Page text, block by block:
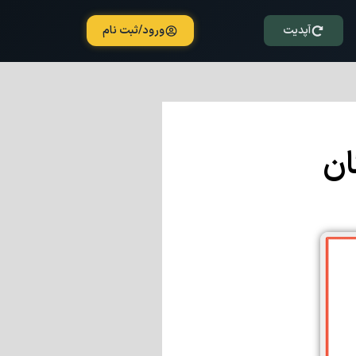
آپدیت ورود/ثبت نام